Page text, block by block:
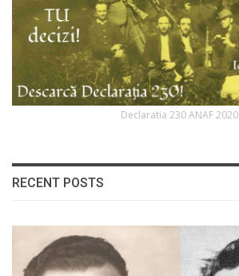
Declaratia 230 ANAF 2020
RECENT POSTS